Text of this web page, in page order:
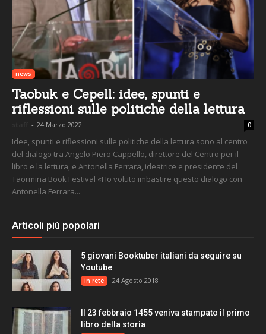
news
Taobuk e Cepell: idee, spunti e
riflessioni sulle politiche della lettura
- 24 Marzo 2022 0
Idee, spunti e riflessioni sulle politiche della lettura sono al centro
del dialogo tra Angelo Piero Cappello, direttore del Centro per il
libro e la lettura, e Antonella Ferrara, ideatrice e presidente del
Taormina Book Festival «Ho voluto imbastire questo dialogo con
Antonella Ferrara...
Articoli più popolari
5 giovani Booktuber italiani da seguire su
Youtube
in rete 24 Agosto 2018
Il 23 febbraio 1455 veniva stampato il primo
libro della storia